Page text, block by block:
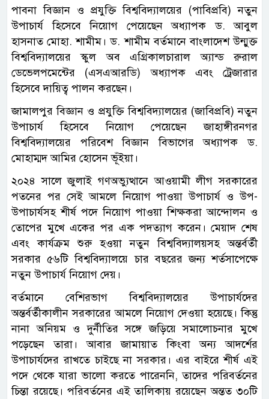
পাবনা বিজ্ঞান ও প্রযুক্তি বিশ্ববিদ্যালয়ের (পাবিপ্রবি) নতুন
উপাচার্য হিসেবে নিয়োগ পেয়েছেন অধ্যাপক ড. আবুল
হাসনাত মোহা. শামীম। ড. শামীম বর্তমানে বাংলাদেশ উন্মুক্ত
বিশ্ববিদ্যালয়ের স্কুল অব এগ্রিকালচারাল অ্যান্ড রুরাল
ডেভেলপমেন্টের (এসএআরডি) অধ্যাপক এবং ট্রেজারার
হিসেবে দায়িত্ব পালন করছেন।
জামালপুর বিজ্ঞান ও প্রযুক্তি বিশ্ববিদ্যালয়ের (জাবিপ্রবি) নতুন
উপাচার্য হিসেবে নিয়োগ পেয়েছেন জাহাঙ্গীরনগর
বিশ্ববিদ্যালয়ের পরিবেশ বিজ্ঞান বিভাগের অধ্যাপক ড.
মোহাম্মদ আমির হোসেন ভূঁইয়া।
২০২৪ সালে জুলাই গণঅভ্যুত্থানে আওয়ামী লীগ সরকারের
পতনের পর সেই আমলে নিয়োগ পাওয়া উপাচার্য ও উপ-
উপাচার্যসহ শীর্ষ পদে নিয়োগ পাওয়া শিক্ষকরা আন্দোলন ও
তোপের মুখে একের পর এক পদত্যাগ করেন। মেয়াদ শেষ
এবং কার্যক্রম শুরু হওয়া নতুন বিশ্ববিদ্যালয়সহ অন্তর্বর্তী
সরকার ৫৬টি বিশ্ববিদ্যালয়ে চার বছরের জন্য শর্তসাপেক্ষে
নতুন উপাচার্য নিয়োগ দেয়।
বর্তমানে বেশিরভাগ বিশ্ববিদ্যালয়ের উপাচার্যদের
অন্তর্বর্তীকালীন সরকারের আমলে নিয়োগ দেওয়া হয়েছে। কিন্তু
নানা অনিয়ম ও দুর্নীতির সঙ্গে জড়িয়ে সমালোচনার মুখে
পড়েছেন তারা। আবার জামায়াত কিংবা অন্য আদর্শের
উপাচার্যদের রাখতে চাইছে না সরকার। এর বাইরে শীর্ষ এই
পদে থেকে যারা ভালো করতে পারেননি, তাদের পরিবর্তনের
চিন্তা রয়েছে। পরিবর্তনের এই তালিকায় রয়েছেন অন্তত ৩০টি